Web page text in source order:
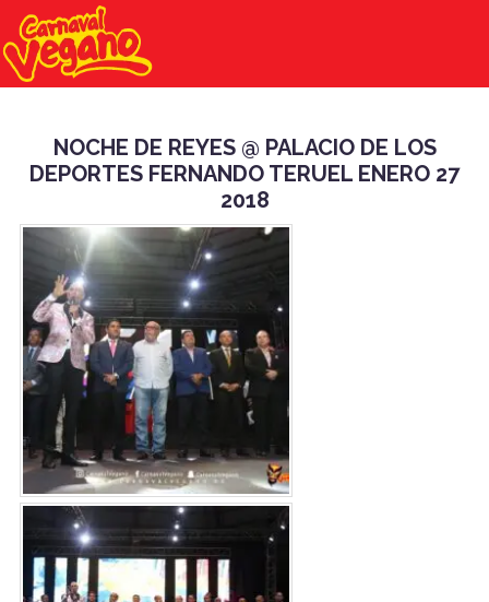
NOCHE DE REYES @ PALACIO DE LOS
DEPORTES FERNANDO TERUEL ENERO 27
2018